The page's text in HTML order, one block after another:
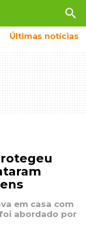
search
Últimas notícias
em casa com
abordado por